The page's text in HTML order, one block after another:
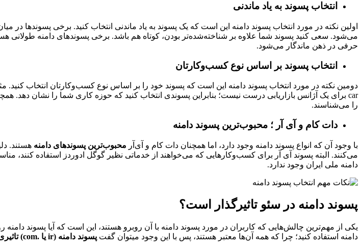
انتخاب پسوند به یاد ماندنی
اولین نکته‌ در مورد انتخاب پسوند دامنه این است که یک پسوند به یاد ماندنی انتخاب کنید. برخی پسوندها در
می‌شود. سعی کنید پسوند شما علاوه بر شناخته‌شده‌تر بودن، کوتاه هم باشد. برخی پسوندهای دامنه
حرفی در ذهن ماندگار می‌شود.
انتخاب پسوند بر اساس نوع کسب‌وکارتان
را می‌شناسند.
دات کام و آی‌ آر ؛ محبوب‌ترین پسوند دامنه
با وجود آن که انواع پسوند دامنه وجود دارد، اما همچنان دات کام و آی‌آر محبوب‌ترین پسوندهای دامنه هستند.
می‌کنند. البته پسوند آی‌ آر برای کسب‌وکارهایی که می‌خواهند از خدماتی نظیر گوگل ادوردز استفاده کنند،
دامنه ملی ایران وجود ندارد.
پسوند دامنه در سئو تاثیرگذار است؟
یکی از مهم‌ترین چالش‌هایی که کاربران در مورد پسوند دامنه با آن روبرو هستند، این است که آیا پسوند
دامنه استفاده کنید؛ چرا که همه آن‌ها معتبر هستند، پس با این وجود میتوان گفت پسوند دامنه (ir یا .com) تاثیری در سئو